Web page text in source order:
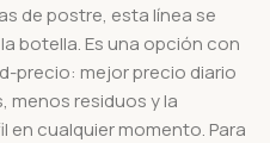
de postre, esta línea se
botella. Es una opción con
precio: mejor precio diario
menos residuos y la
en cualquier momento. Para